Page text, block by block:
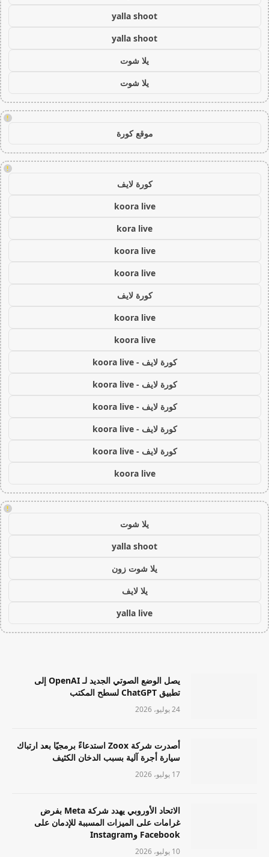
yalla shoot
yalla shoot
يلا شوت
يلا شوت
!
موقع كورة
!
كورة لايف
koora live
kora live
koora live
koora live
كورة لايف
koora live
koora live
كورة لايف - koora live
كورة لايف - koora live
كورة لايف - koora live
كورة لايف - koora live
كورة لايف - koora live
koora live
!
يلا شوت
yalla shoot
يلا شوت زون
يلا لايف
yalla live
يصل الوضع الصوتي الجديد لـ OpenAI إلى
تطبيق ChatGPT لسطح المكتب
24 يوليو، 2026
أصدرت شركة Zoox استدعاءً برمجيًا بعد ارتباك
سيارة أجرة آلية بسبب الدخان الكثيف
17 يوليو، 2026
الاتحاد الأوروبي يهدد شركة Meta بفرض
غرامات على الميزات المسببة للإدمان على
Facebook وInstagram
10 يوليو، 2026